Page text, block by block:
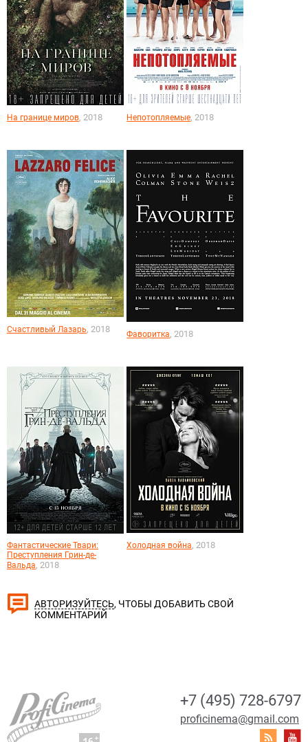
На границе миров, 2018 Непотопляемые, 2018
Счастливый Лазарь, 2018 Фаворитка, 2018
Фантастические Твари:
Преступления Грин-де-
Вальда, 2018
Холодная война, 2018
АВТОРИЗУЙТЕСЬ, ЧТОБЫ ДОБАВИТЬ СВОЙ
КОММЕНТАРИЙ
+7 (495) 728-6797
proficinema@gmail.com